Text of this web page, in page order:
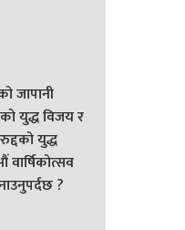
जापानी
युद्ध विजय र
युद्ध
?